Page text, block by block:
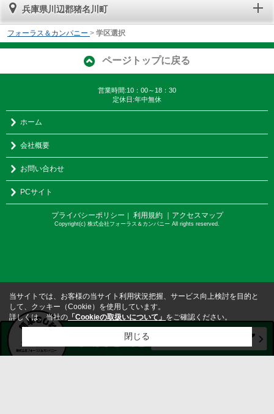
兵庫県川辺郡猪名川町
フォーラス＆カンパニー > 学区選択
ページトップに戻る
営業時間:10：00～18：30
定休日:年中無休
ホーム
会社概要
お問い合わせ
PCサイト
プライバシーポリシー ｜ 利用規約 ｜アクセスマップ
Copyright(c) 株式会社フォーラス＆カンパニー All rights reserved.
当サイトでは、お客様の当サイト利用状況把握、サービス向上検討を目的と
して、クッキー（Cookie）を使用しています。
詳しくは、当社の 「Cookieの取扱いについて」 をご確認ください。
閉じる